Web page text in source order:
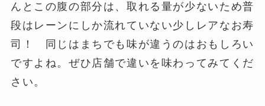
んとこの腹の部分は、取れる量が少ないため普
段はレーンにしか流れていない少しレアなお寿
司！ 同じはまちでも味が違うのはおもしろい
ですよね。ぜひ店舗で違いを味わってみてくだ
さい。